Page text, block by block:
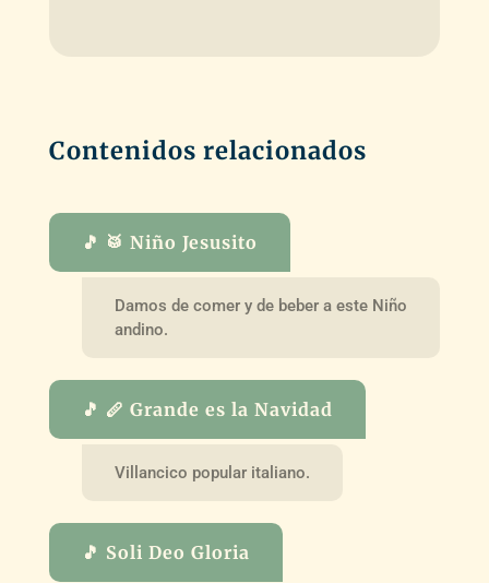
Contenidos relacionados
🎵 🥁 Niño Jesusito
Damos de comer y de beber a este Niño
andino.
🎵 🪈 Grande es la Navidad
Villancico popular italiano.
🎵 Soli Deo Gloria